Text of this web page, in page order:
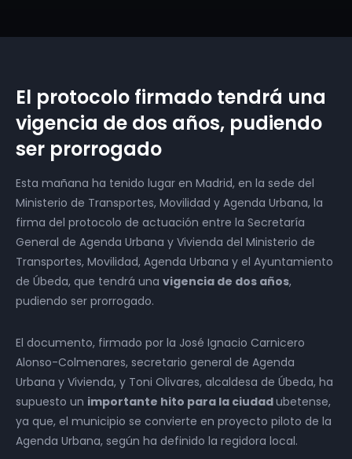
El protocolo firmado tendrá una
vigencia de dos años, pudiendo
ser prorrogado
Esta mañana ha tenido lugar en Madrid, en la sede del
Ministerio de Transportes, Movilidad y Agenda Urbana, la
firma del protocolo de actuación entre la Secretaría
General de Agenda Urbana y Vivienda del Ministerio de
Transportes, Movilidad, Agenda Urbana y el Ayuntamiento
de Úbeda, que tendrá una vigencia de dos años,
pudiendo ser prorrogado.
El documento, firmado por la José Ignacio Carnicero
Alonso-Colmenares, secretario general de Agenda
Urbana y Vivienda, y Toni Olivares, alcaldesa de Úbeda, ha
supuesto un importante hito para la ciudadubetense,
ya que, el municipio se convierte en proyecto piloto de la
Agenda Urbana, según ha definido la regidora local.